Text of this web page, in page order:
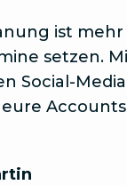
ist mehr
setzen.
Social-